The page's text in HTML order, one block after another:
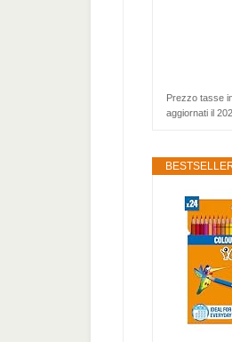
Prezzo tasse
aggiornati il